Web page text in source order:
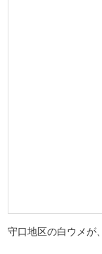
守口地区の白ウメが